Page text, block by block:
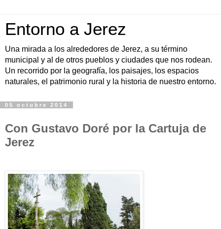
Entorno a Jerez
Una mirada a los alrededores de Jerez, a su término
municipal y al de otros pueblos y ciudades que nos rodean.
Un recorrido por la geografía, los paisajes, los espacios
naturales, el patrimonio rural y la historia de nuestro entorno.
05 octubre 2014
Con Gustavo Doré por la Cartuja de
Jerez